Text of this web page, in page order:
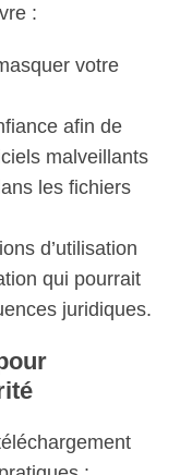
:
votre
afin de
malveillants
les fichiers
d’utilisation
qui pourrait
juridiques.